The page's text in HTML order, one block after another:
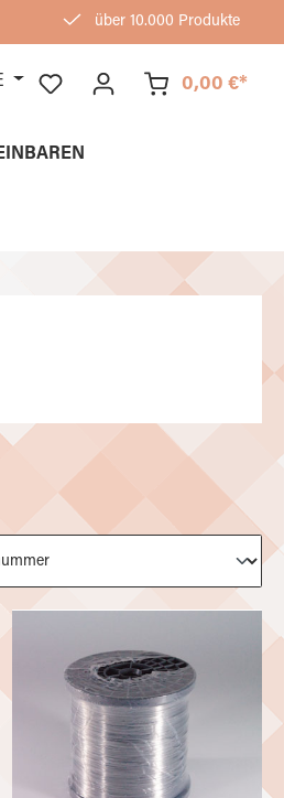
über 10.000 Produkte
0,00 €*